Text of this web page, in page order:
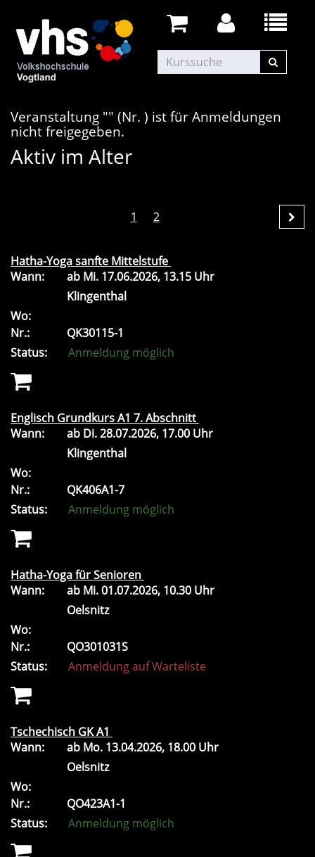
Veranstaltung "" (Nr. ) ist für Anmeldungen
nicht freigegeben.
Aktiv im Alter
1 2
Hatha-Yoga sanfte Mittelstufe
Wann:
ab Mi. 17.06.2026, 13.15 Uhr
Klingenthal
Wo:
Nr.:
QK30115-1
Status:
Anmeldung möglich
Englisch Grundkurs A1 7. Abschnitt
Wann:
ab Di.28.07.2026, 17.00 Uhr
Klingenthal
Wo:
Nr.:
QK406A1-7
Status:
Anmeldung möglich
Hatha-Yoga für Senioren
Wann:
ab Mi.01.07.2026, 10.30 Uhr
Oelsnitz
Wo:
Nr.:
QO301031S
Status:
Anmeldung auf Warteliste
Tschechisch GK A1
Wann:
ab Mo. 13.04.2026, 18.00 Uhr
Oelsnitz
Wo:
Nr.:
QO423A1-1
Status:
Anmeldung möglich